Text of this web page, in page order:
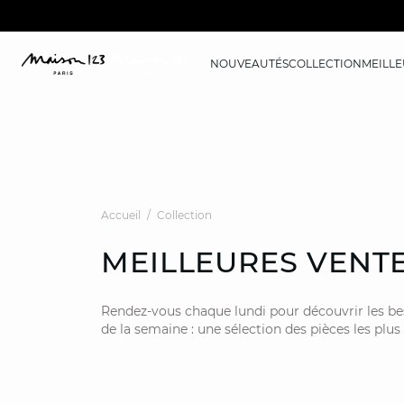
NOUVEAUTÉSCOLLECTION
Accueil Collection
MEILLEURES
Rendez-vous chaque lundi pour découvrir les
de la semaine : une sélection des pièces les plus